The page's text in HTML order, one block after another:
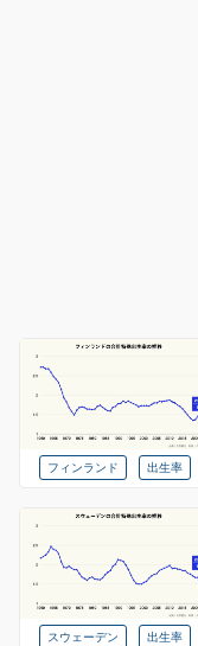
フィンランド 出生率
スウェーデン 出生率